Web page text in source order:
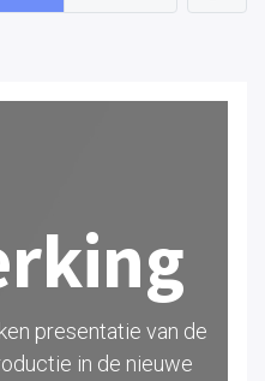
presentatie van de
in de nieuwe